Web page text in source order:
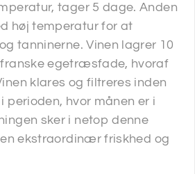
tager 5 dage. Anden
høj temperatur for at
tanninerne. Vinen lagrer 10
egetræsfade, hvoraf
klares og filtreres inden
perioden, hvor månen er i
sker i netop denne
ekstraordinær friskhed og